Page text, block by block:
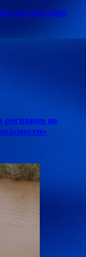
последствия
регионов не